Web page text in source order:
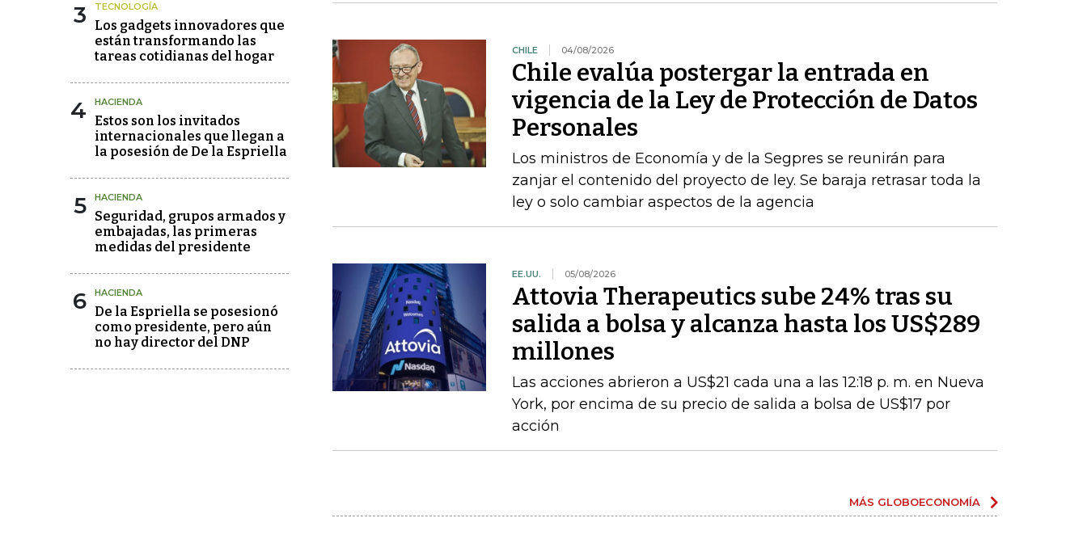
3 TECNOLOGÍA
Los gadgets innovadores que
están transformando las
tareas cotidianas del hogar
4 HACIENDA
Estos son los invitados
internacionales que llegan a
la posesión de De la Espriella
5 HACIENDA
Seguridad, grupos armados y
embajadas, las primeras
medidas del presidente
6 HACIENDA
De la Espriella se posesionó
como presidente, pero aún
no hay director del DNP
CHILE 04/08/2026
Chile evalúa postergar la entrada en
vigencia de la Ley de Protección de Datos
Personales
Los ministros de Economía y de la Segpres se reunirán para
zanjar el contenido del proyecto de ley. Se baraja retrasar toda la
ley o solo cambiar aspectos de la agencia
EE.UU. 05/08/2026
Attovia Therapeutics sube 24% tras su
salida a bolsa y alcanza hasta los US$289
millones
Las acciones abrieron a US$21 cada una a las 12:18 p. m. en Nueva
York, por encima de su precio de salida a bolsa de US$17 por
acción
MÁS GLOBOECONOMÍA